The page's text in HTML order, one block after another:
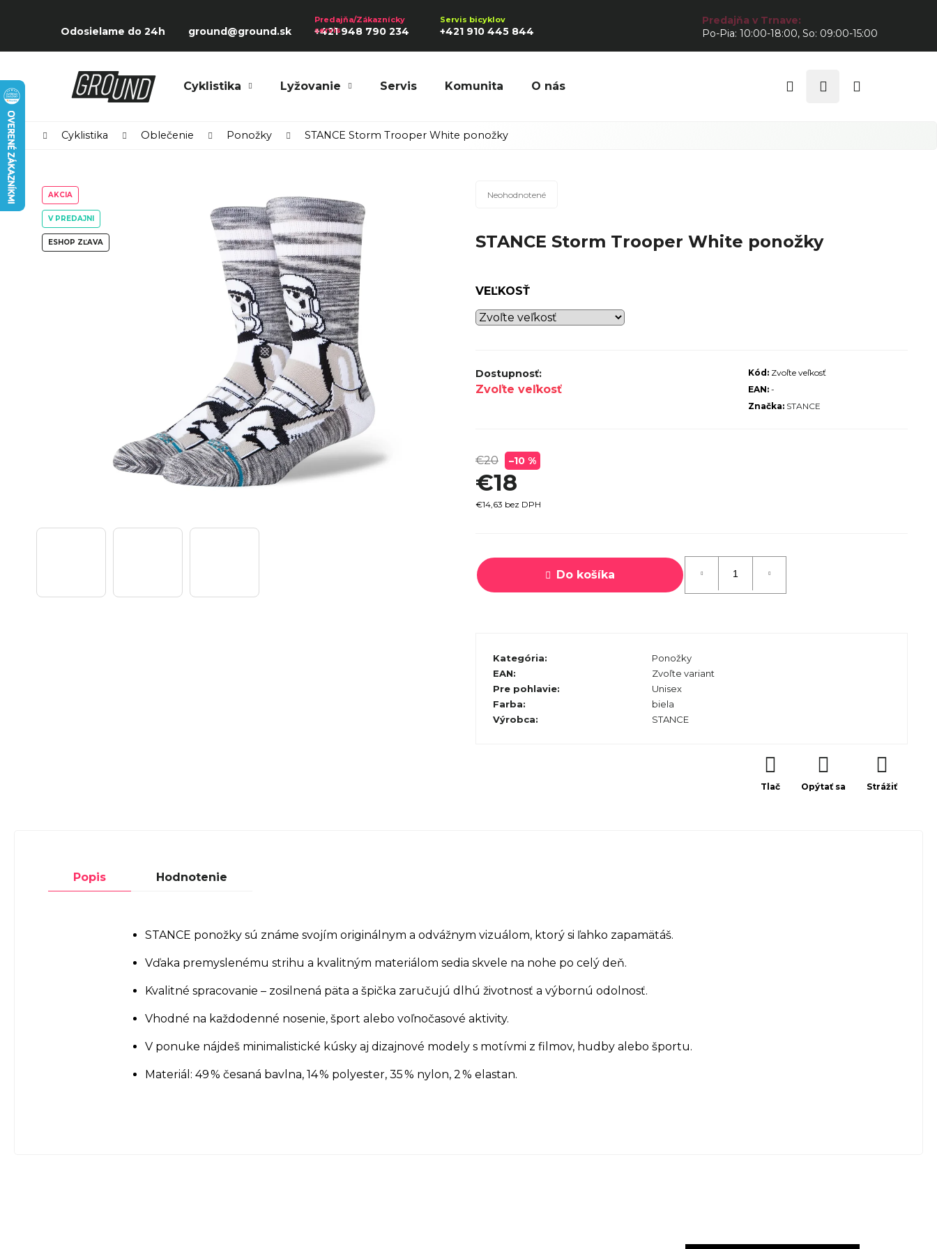
Odosielame do 24h ground@ground.sk +421 948 790 234 +421 910 445 844
Predajňa v Trnave:
Po-Pia: 10:00-18:00, So: 09:00-15:00
Cyklistika Lyžovanie Servis Komunita O nás Hľadať Prihlásenie
DomovCyklistika Oblečenie Ponožky STANCE Storm Trooper White ponožky
Priemerné
je
5
Neohodnotené
STANCE Storm Trooper White ponožky
VEĽKOSŤ
Zvoľte veľkosť
Kód: Zvoľte veľkosť
Značka: STANCE
EAN: -
€20 –10 %
€18
€14,63 bez DPH
cena:
Do košíka
Kategória:
Ponožky
EAN:
Zvoľte variant
Pre pohlavie:
Unisex
Farba:
biela
Výrobca: STANCE
Tlač Opýtať sa Strážiť
AKCIA
V PREDAJNI
ESHOP ZĽAVA
Popis Hodnotenie
STANCE ponožky sú známe svojím originálnym a odvážnym vizuálom, ktorý si ľahko zapamätáš.
Vďaka premyslenému strihu a kvalitným materiálom sedia skvele na nohe po celý deň.
Kvalitné spracovanie – zosilnená päta a špička zaručujú dlhú životnosť a výbornú odolnosť.
Vhodné na každodenné nosenie, šport alebo voľnočasové aktivity.
V ponuke nájdeš minimalistické kúsky aj dizajnové modely s motívmi z filmov, hudby alebo športu.
Materiál: 49 % česaná bavlna, 14 % polyester, 35 % nylon, 2 % elastan.
š
í
k
Späť
do
obchodu
Späť
do
obchodu
Čo potrebujete nájsť?
TREK MARLIN 6 GEN 3 LAVA
SPECIALIZED SIRRUS X 3.0 GLOSS